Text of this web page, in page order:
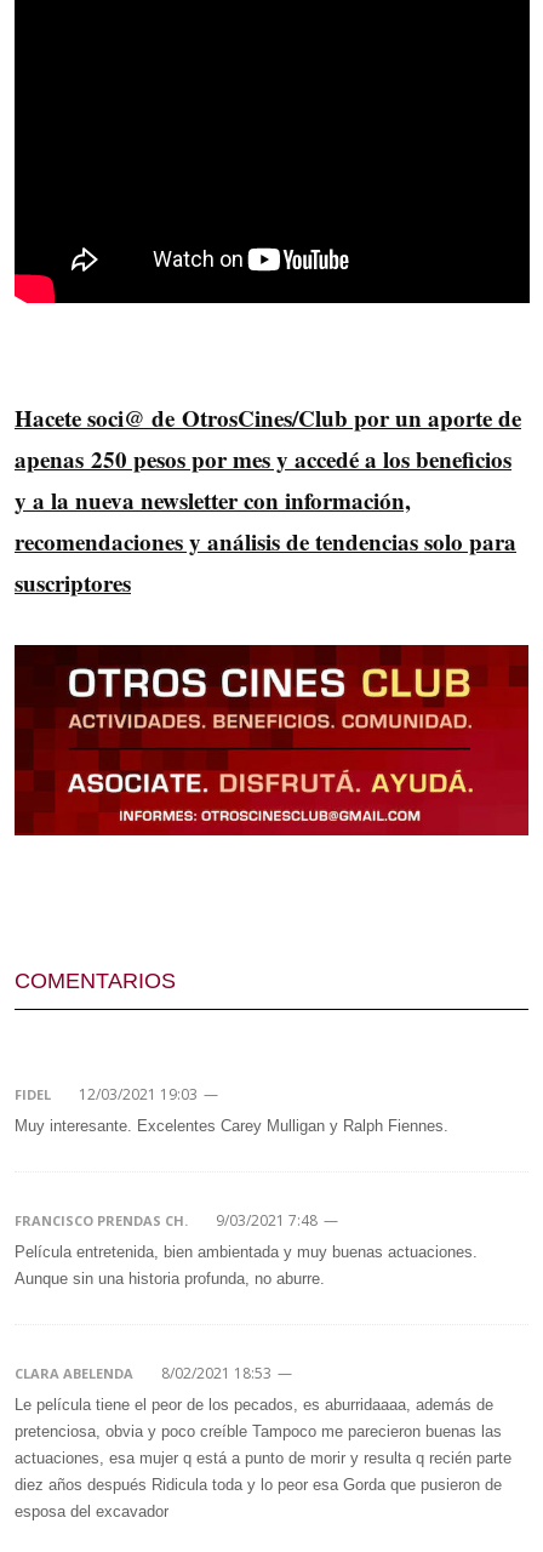
Hacete soci@ de OtrosCines/Club por un aporte de
apenas 250 pesos por mes y accedé a los beneficios
y a la nueva newsletter con información,
recomendaciones y análisis de tendencias solo para
suscriptores
COMENTARIOS
FIDEL 12/03/2021 19:03 —
Muy interesante. Excelentes Carey Mulligan y Ralph Fiennes.
FRANCISCO PRENDAS CH. 9/03/2021 7:48 —
Película entretenida, bien ambientada y muy buenas actuaciones.
Aunque sin una historia profunda, no aburre.
CLARA ABELENDA 8/02/2021 18:53 —
Le película tiene el peor de los pecados, es aburridaaaa, además de
pretenciosa, obvia y poco creíble Tampoco me parecieron buenas las
actuaciones, esa mujer q está a punto de morir y resulta q recién parte
diez años después Ridicula toda y lo peor esa Gorda que pusieron de
esposa del excavador